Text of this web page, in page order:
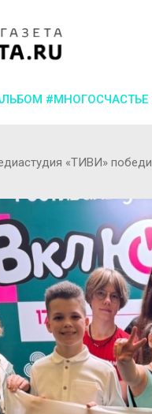
#МНОГОСЧАСТЬЕ
«ТИВИ»